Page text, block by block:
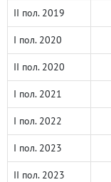
II пол. 2019
I пол. 2020
II пол. 2020
I пол. 2021
I пол. 2022
I пол. 2023
II пол. 2023